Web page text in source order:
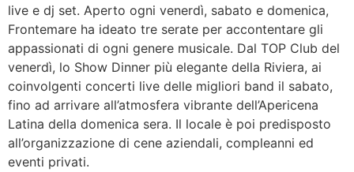
live e dj set. Aperto ogni venerdì, sabato e domenica,
Frontemare ha ideato tre serate per accontentare gli
appassionati di ogni genere musicale. Dal TOP Club del
venerdì, lo Show Dinner più elegante della Riviera, ai
coinvolgenti concerti live delle migliori band il sabato,
fino ad arrivare all’atmosfera vibrante dell’Apericena
Latina della domenica sera. Il locale è poi predisposto
all’organizzazione di cene aziendali, compleanni ed
eventi privati.